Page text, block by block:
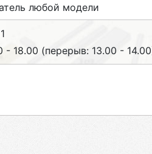
любой модели
- 18.00 (перерыв: 13.00 -